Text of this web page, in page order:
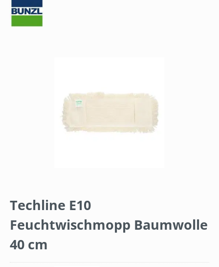
Techline E10
Feuchtwischmopp Baumwolle
40 cm